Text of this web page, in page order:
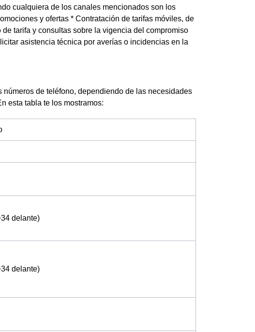
cualquiera de los canales mencionados son los
y ofertas * Contratación de tarifas móviles, de
tarifa y consultas sobre la vigencia del compromiso
asistencia técnica por averías o incidencias en la
de teléfono, dependiendo de las necesidades
esta tabla te los mostramos:
delante)
delante)